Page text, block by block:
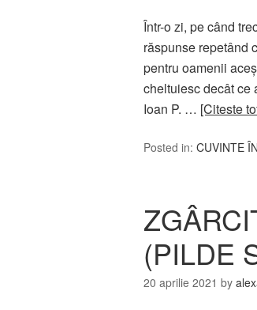
Într-o zi, pe când
răspunse repetând
pentru oamenii
cheltuiesc decât ce
Ioan P. … [Citeste
Posted in: CUVINTE
(PILDE
20 aprilie 2021 by